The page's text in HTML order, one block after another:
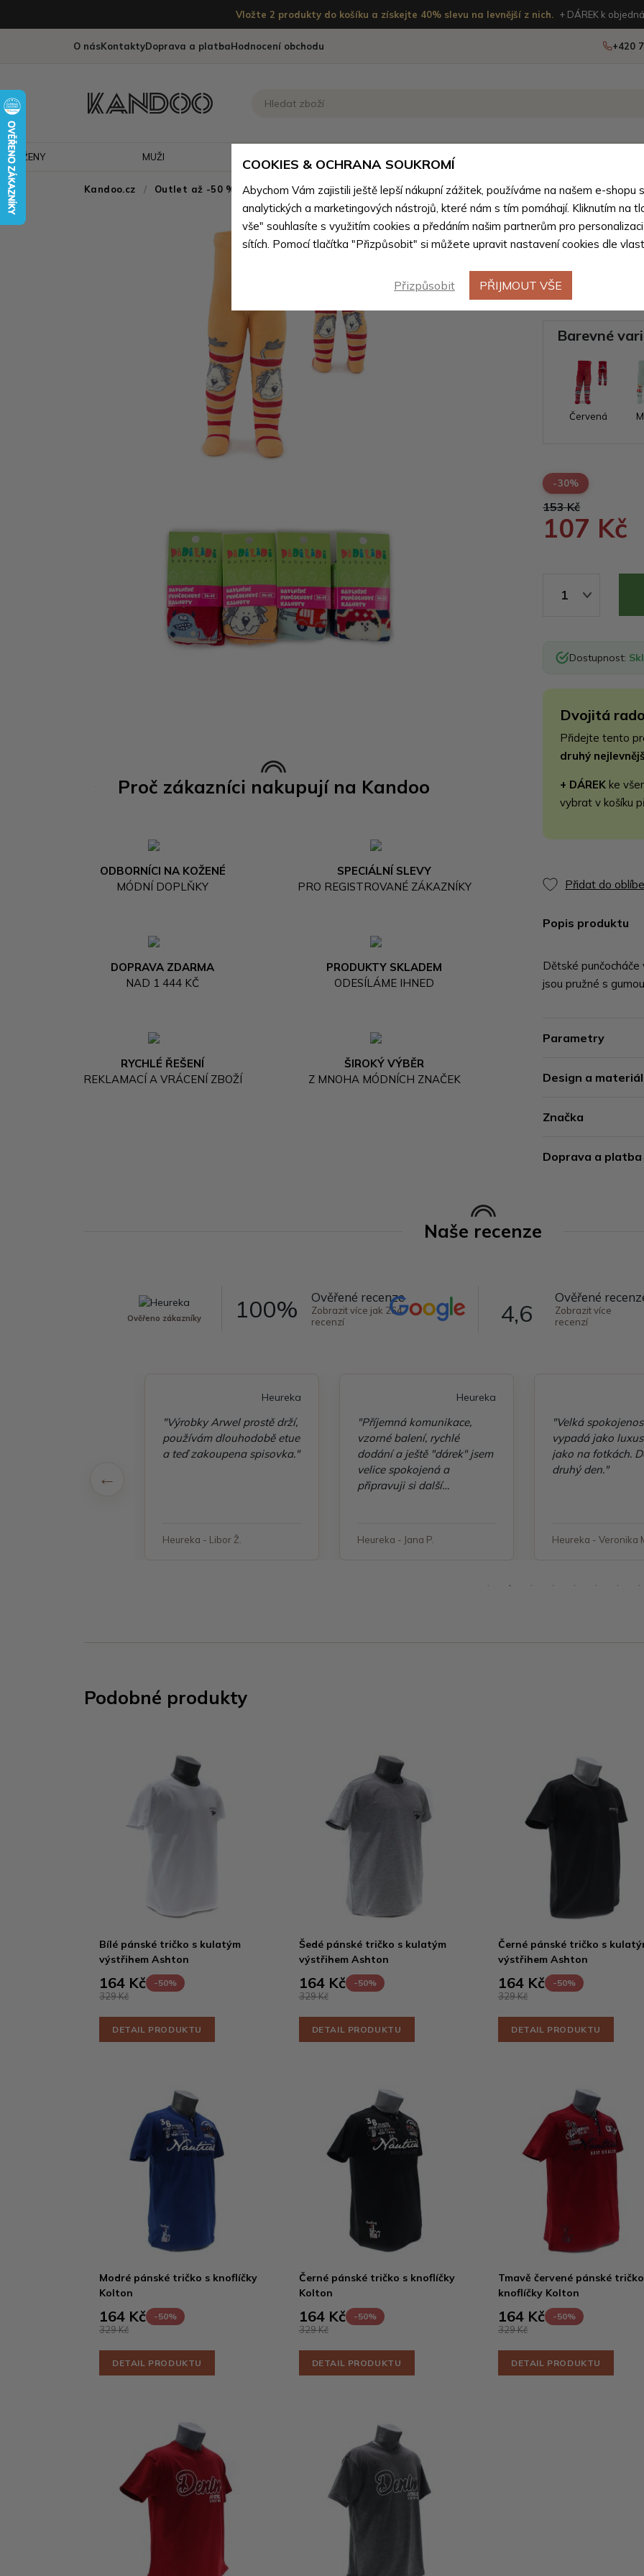
Vložte 2 produkty do košíku a získejte 40% slevu na levnější z nich. + DÁREK k
O násKontaktyDoprava a platbaHodnocení obchodu +420
ŽENY MUŽI
Kandoo.cz Outlet až -50 % - doprodej nekoženého zboží
Proč zákazníci nakupují na Kandoo
ODBORNÍCI NA KOŽENÉ
MÓDNÍ DOPLŇKY
SPECIÁLNÍ SLEVY
PRO REGISTROVANÉ ZÁKAZNÍKY
DOPRAVA ZDARMA
NAD 1 444 KČ
PRODUKTY SKLADEM
ODESÍLÁME IHNED
RYCHLÉ ŘEŠENÍ
REKLAMACÍ A VRÁCENÍ ZBOŽÍ
ŠIROKÝ VÝBĚR
Z MNOHA MÓDNÍCH ZNAČEK
56/62
Barevné
Červená
-30%
153 Kč
107 Kč
1
Dostupnost:
Dvojitá
Přidejte tento
druhý
+ DÁREK ke
vybrat v košíku
Přidat do
Popis produktu
Dětské
jsou pružné s
Parametry
Design a materiál
Značka
Doprava a platba
Naše recenze
Ověřeno zákazníky 100% Ověřené recenze
Zobrazit více jak 264
recenzí
4,6
Ověřené
Zobrazit více
recenzí
Heureka
"Výrobky Arwel prostě drží,
používám dlouhodobě etue
a teď zakoupena spisovka."
Heureka - Libor Ž.
Heureka
"Příjemná komunikace,
vzorné balení, rychlé
dodání a ještě "dárek" jsem
velice spokojená a
připravuji si další
Heureka - Jana P.
"Velká
vypadá jako
jako na fotkách.
druhý den."
Heureka - Veronika
Podobné produkty
Bílé pánské tričko s kulatým
výstřihem Ashton
164 Kč -50%
329 Kč
DETAIL PRODUKTU
Šedé pánské tričko s kulatým
výstřihem Ashton
164 Kč -50%
329 Kč
DETAIL PRODUKTU
Černé pánské tričko s
výstřihem Ashton
164 Kč -50%
329 Kč
DETAIL PRODUKTU
Modré pánské tričko s knoflíčky
Kolton
164 Kč -50%
329 Kč
DETAIL PRODUKTU
Černé pánské tričko s knoflíčky
Kolton
164 Kč -50%
329 Kč
DETAIL PRODUKTU
Tmavě červené pánské
knoflíčky Kolton
164 Kč -50%
329 Kč
DETAIL PRODUKTU
COOKIES & OCHRANA SOUKROMÍ
Abychom Vám zajistili ještě lepší nákupní zážitek, používáme na našem e-shopu
analytických a marketingových nástrojů, které nám s tím pomáhají. Kliknutím na
vše" souhlasíte s využitím cookies a předáním našim partnerům pro
sítích. Pomocí tlačítka "Přizpůsobit" si můžete upravit nastavení cookies dle
Přizpůsobit PŘIJMOUT VŠE